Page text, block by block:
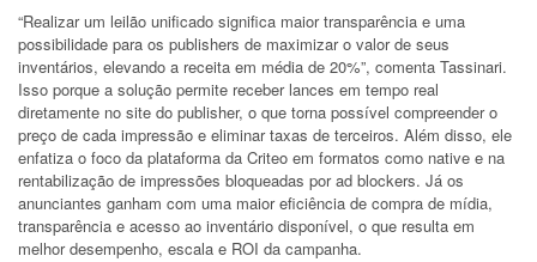
“Realizar um leilão unificado significa maior transparência e uma
possibilidade para os publishers de maximizar o valor de seus
inventários, elevando a receita em média de 20%”, comenta Tassinari.
Isso porque a solução permite receber lances em tempo real
diretamente no site do publisher, o que torna possível compreender o
preço de cada impressão e eliminar taxas de terceiros. Além disso, ele
enfatiza o foco da plataforma da Criteo em formatos como native e na
rentabilização de impressões bloqueadas por ad blockers. Já os
anunciantes ganham com uma maior eficiência de compra de mídia,
transparência e acesso ao inventário disponível, o que resulta em
melhor desempenho, escala e ROI da campanha.